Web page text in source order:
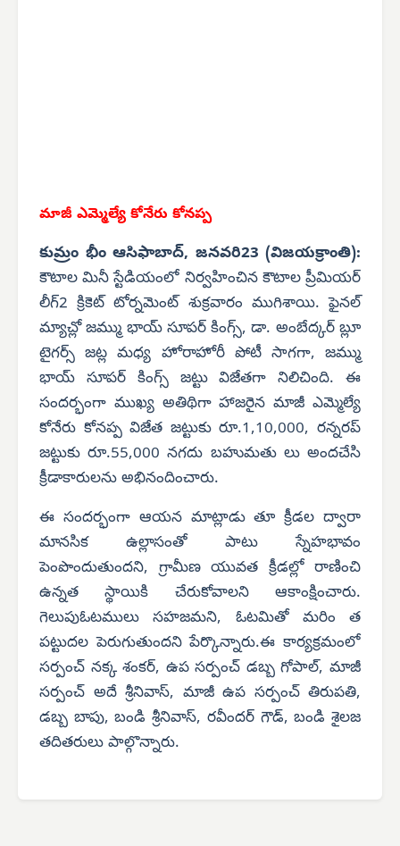
మాజీ ఎమ్మెల్యే కోనేరు కోనప్ప
కుమ్రం భీం ఆసిఫాబాద్, జనవరి23 (విజయక్రాంతి):
కౌటాల మినీ స్టేడియంలో నిర్వహించిన కౌటాల ప్రీమియర్
లీగ్2 క్రికెట్ టోర్నమెంట్ శుక్రవారం ముగిశాయి. ఫైనల్
మ్యాచ్లో జమ్ము భాయ్ సూపర్ కింగ్స్, డా. అంబేద్కర్ బ్లూ
టైగర్స్ జట్ల మధ్య హోరాహోరీ పోటీ సాగగా, జమ్ము
భాయ్ సూపర్ కింగ్స్ జట్టు విజేతగా నిలిచింది. ఈ
సందర్భంగా ముఖ్య అతిథిగా హాజరైన మాజీ ఎమ్మెల్యే
కోనేరు కోనప్ప విజేత జట్టుకు రూ.1,10,000, రన్నరప్
జట్టుకు రూ.55,000 నగదు బహుమతు లు అందచేసి
క్రీడాకారులను అభినందించారు.
ఈ సందర్భంగా ఆయన మాట్లాడు తూ క్రీడల ద్వారా
మానసిక ఉల్లాసంతో పాటు స్నేహభావం
పెంపొందుతుందని, గ్రామీణ యువత క్రీడల్లో రాణించి
ఉన్నత స్థాయికి చేరుకోవాలని ఆకాంక్షించారు.
గెలుపుఓటములు సహజమని, ఓటమితో మరిం త
పట్టుదల పెరుగుతుందని పేర్కొన్నారు.ఈ కార్యక్రమంలో
సర్పంచ్ నక్క శంకర్, ఉప సర్పంచ్ డబ్బ గోపాల్, మాజీ
సర్పంచ్ అదే శ్రీనివాస్, మాజీ ఉప సర్పంచ్ తిరుపతి,
డబ్బ బాపు, బండి శ్రీనివాస్, రవీందర్ గౌడ్, బండి శైలజ
తదితరులు పాల్గొన్నారు.